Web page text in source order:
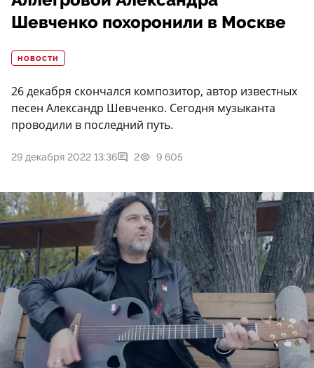
Шевченко похоронили в Москве
НОВОСТИ
26 декабря скончался композитор, автор известных
песен Александр Шевченко. Сегодня музыканта
проводили в последний путь.
29 декабря 2022 13:36 2 9 605